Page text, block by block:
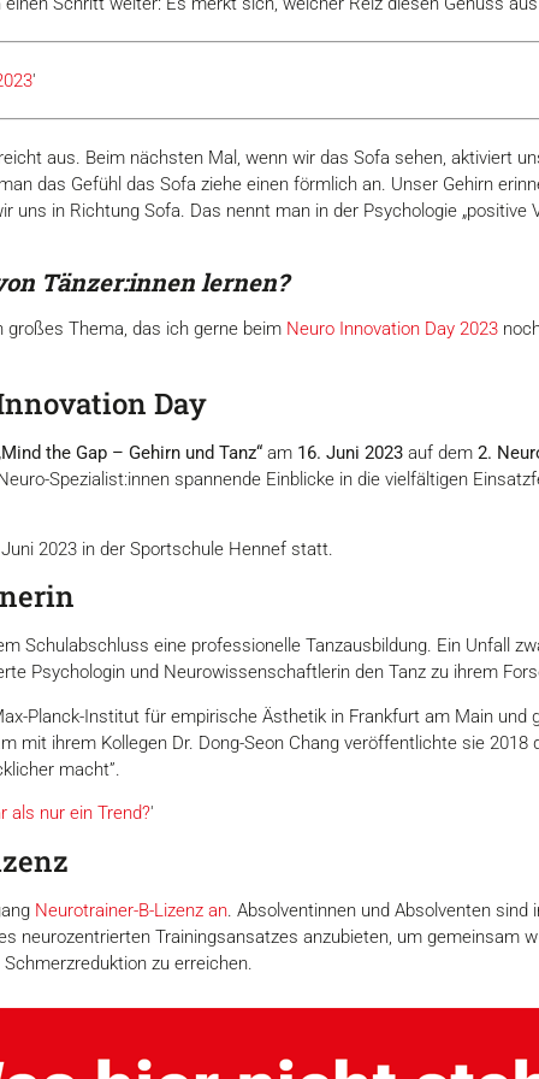
'
aus. Beim nächsten Mal, wenn wir das Sofa sehen, aktiviert
das Gefühl das Sofa ziehe einen förmlich an. Unser Gehirn
uns in Richtung Sofa. Das nennt man in der Psychologie „positive
Tänzer:innen lernen?
Thema, das ich gerne beim Neuro Innovation Day 2023
Day
the Gap – Gehirn und Tanz“ am 16. Juni 2023 auf dem 2.
Spezialist:innen spannende Einblicke in die vielfältigen
2023 in der Sportschule Hennef statt.
Schulabschluss eine professionelle Tanzausbildung. Ein Unfall
Psychologin und Neurowissenschaftlerin den Tanz zu ihrem
Planck-Institut für empirische Ästhetik in Frankfurt am Main und
mit ihrem Kollegen Dr. Dong-Seon Chang veröffentlichte sie 2018
macht”.
als nur ein Trend?'
Neurotrainer-B-Lizenz an. Absolventinnen und Absolventen sind
neurozentrierten Trainingsansatzes anzubieten, um gemeinsam
zu erreichen.